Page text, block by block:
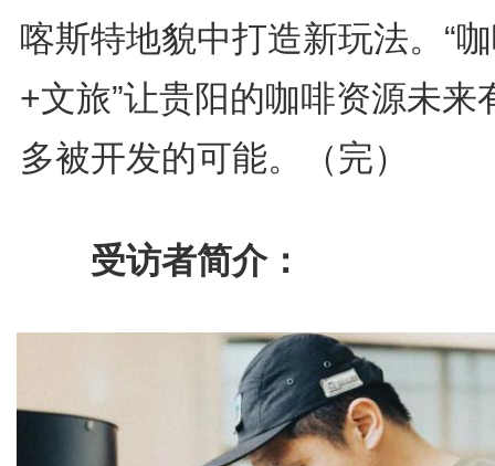
喀斯特地貌中打造新玩法。“
+文旅”让贵阳的咖啡资源未来
多被开发的可能。（完）
受访者简介：